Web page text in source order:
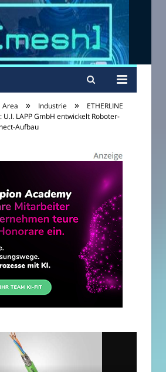
Area » Industrie »
ETHERLINE
U.I. LAPP GmbH entwickelt Roboter-
Aufbau